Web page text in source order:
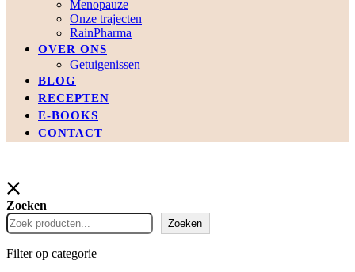
Menopauze
Onze trajecten
RainPharma
OVER ONS
Getuigenissen
BLOG
RECEPTEN
E-BOOKS
CONTACT
Zoeken
Zoeken
Filter op categorie